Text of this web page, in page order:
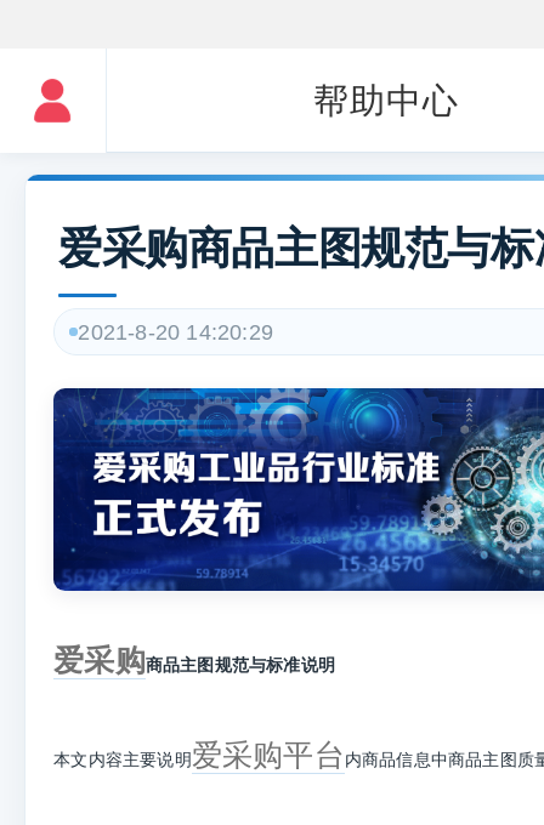
帮助中心
爱采购商品主图规范与
2021-8-20 14:20:29
爱采购商品主图 规范与标准说明
本文内容主要说明 爱采购平台 内商品信息中商品主图质